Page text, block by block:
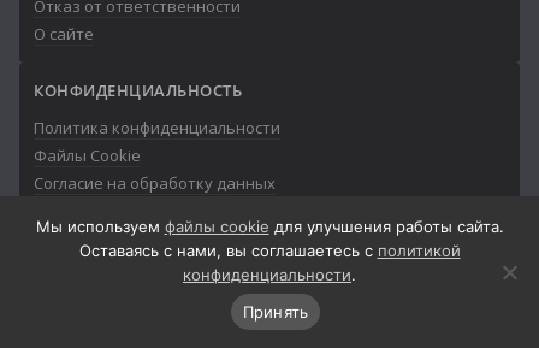
Отказ от ответственности
О сайте
КОНФИДЕНЦИАЛЬНОСТЬ
Политика конфиденциальности
Файлы Cookie
Согласие на обработку данных
© 2013-2026Айтишник
Мы используем файлы cookie для улучшения работы сайта.
Оставаясь с нами, вы соглашаетесь с политикой
конфиденциальности.
Принять